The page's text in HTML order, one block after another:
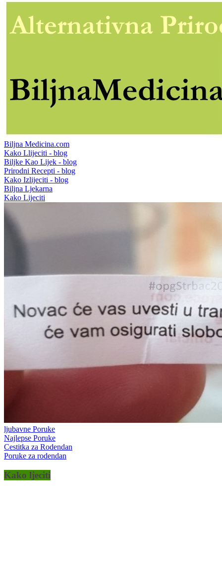
Biljna Medicina.com
Kako Llijeciti - blog
Biljke Kao Lijek - blog
Prirodni Recepti - blog
Kako Izlijeciti - blog
Biljna Ljekarna
Kako Lijeciti
ljubavne Poruke
Najlepse Poruke
Cestitka za Rodendan
Poruke za rodendan
Kako ljeciti